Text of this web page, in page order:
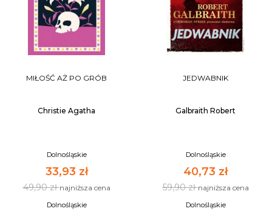
MIŁOŚĆ AŻ PO GRÓB
Christie Agatha
Dolnośląskie
33,93 zł
49,90 złnajniższa cena
Dolnośląskie
JEDWABNIK
Galbraith Robert
Dolnośląskie
40,73 zł
59,90 złnajniższa cena
Dolnośląskie